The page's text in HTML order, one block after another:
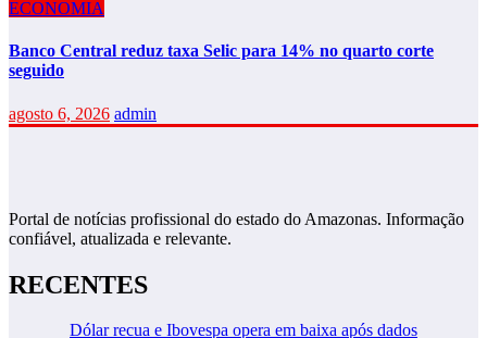
ECONOMIA
Banco Central reduz taxa Selic para 14% no quarto corte
seguido
agosto 6, 2026 admin
Portal de notícias profissional do estado do Amazonas. Informação
confiável, atualizada e relevante.
RECENTES
Dólar recua e Ibovespa opera em baixa após dados